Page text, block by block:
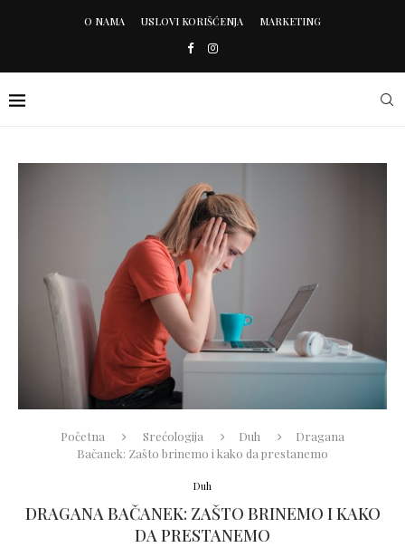
O NAMA USLOVI KORIŠĆENJA MARKETING
Početna Srećologija Duh
Dragana
Bačanek: Zašto brinemo i kako da prestanemo
Duh
DRAGANA BAČANEK: ZAŠTO BRINEMO I KAKO
DA PRESTANEMO